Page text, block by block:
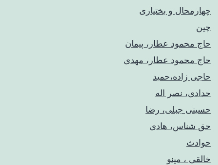
چهارمحال و بختیاری
چین
حاج محمود عطار، پیمان
حاج محمود عطار، مهدی
حاجی زاده،حمید
حدادی، نصر اله
حسینی جبلی، رضا
حق شناس، هادی
حوادث
خالقی ، مینو